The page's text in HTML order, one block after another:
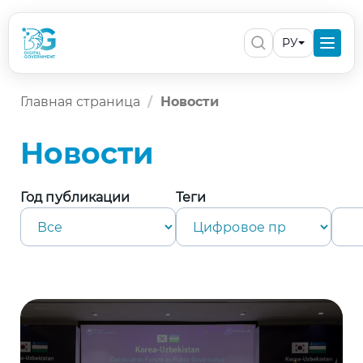
РУ
Главная страница Новости
Новости
Год публикации Теги